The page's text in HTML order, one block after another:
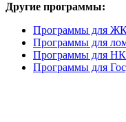
Другие программы:
Программы для
Программы для
Программы для
Программы для